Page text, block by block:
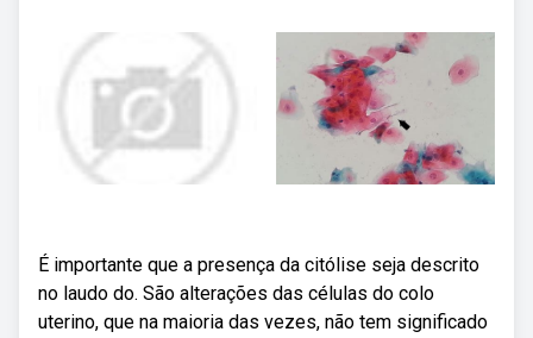
É importante que a presença da citólise seja descrito
no laudo do. São alterações das células do colo
uterino, que na maioria das vezes, não tem significado